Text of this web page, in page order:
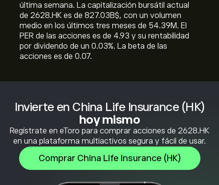
Invierte en China Life Insurance (HK)
hoy mismo
Regístrate en eToro para comprar acciones de 2628.HK
en una plataforma multiactivos segura y fácil de usar.
Comprar China Life Insurance (HK)
última semana. La capitalización bursátil actual
de 2628.HK es de 827.03B‎$‎, con un volumen
medio en los últimos tres meses de 54.39M. El
PER de las acciones es de 4.93 y su rentabilidad
por dividendo de un 0.03%. La beta de las
acciones es de 0.07.